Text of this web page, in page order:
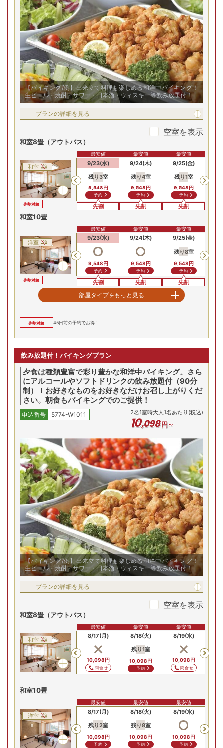
【バイキング/例】出来立て料理も楽しめる和洋中バイキング！
生ビール・焼酎・サワー・日本酒・ウィスキー等飲み放題付！
プランの詳細を見る
空室を表示
和室8畳（アウトバス）
和室
先割対象
Previous
9/21(月) 9/22(火)
9/23(水)
残り3室
9,548 円
予約
先割
最安値
9/24(木)
残り4室
9,548 円
予約
先割
最安値
9/25(金)
残り1室
9,548 円
予約
先割
最安値
和室10畳
洋室
先割対象
Previous
9/21(月) 9/22(火) 9/23(水)
9,548 円
予約
先割
最安値
9/24(木)
9,548 円
予約
先割
最安値
9/25(金)
残り8室
9,548 円
予約
先割
最安値
【半露天風呂付】和ベットルーム
和洋室
先割対象
17,248円
先割
17,248円 17,248円
【半露天風呂付】和ベットルーム（2間）
和洋室
Previous
9/22(火)
9/23(水)
残り1室
最安値
9/24(木)
残り1 室
18,348円
予約
最安値
9/25(金)
18,348円
最安値
部屋タイプをもっと見る
先割対象 45日前の予約でお得！
飲み放題付！バイキングプラン
夕食は種類豊富で彩り豊かな和洋中バイキング。さら
にアルコールやソフトドリンクの飲み放題付（90分
制）！お好きなものをお好きなだけお召し上がりくだ
さい。朝食もバイキングでのご提供！
申込番号 5774-W1011 2名1室時大人1名あたり(税込)
10,098円～
【バイキング/例】出来立て料理も楽しめる和洋中バイキング！
生ビール・焼酎・サワー・日本酒・ウィスキー等飲み放題付！
プランの詳細を見る
空室を表示
和室8畳（アウトバス）
和室
Previous
8/15(土) 8/16(日)
10,098円
問合せ
8/17(月)
10,098 円
問合せ
最安値
8/18(火)
残り1室
10,098 円
予約
最安値
8/19(水)
10,098 円
問合せ
最安値
和室10畳
洋室
Previous
8/15(土) 8/16(日)
10,098円
問合せ
8/17(月)
残り2室
10,098 円
予約
最安値
8/18(火)
残り8室
10,098 円
予約
最安値
8/19(水)
10,098 円
予約
最安値